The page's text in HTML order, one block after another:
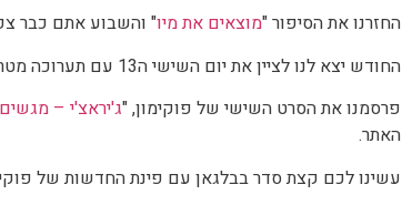
החזרנו את הסיפור "מוצאים את מיו" והשבוע אתם כבר
החודש יצא לנו לציין את יום השישי ה13 עם תערוכה מטרידה במיוחד;
פרסמנו את הסרט השישי של פוקימון, "ג'יראצ'י –
האתר.
עשינו לכם קצת סדר בבלגאן עם פינת החדשות של